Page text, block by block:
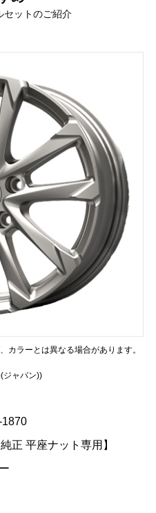
セットのご紹介
ラーとは異なる場合があります。
ジャパン))
1870
正 平座ナット専用】